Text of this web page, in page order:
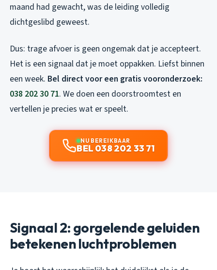
maand had gewacht, was de leiding volledig
dichtgeslibd geweest.
Dus: trage afvoer is geen ongemak dat je accepteert.
Het is een signaal dat je moet oppakken. Liefst binnen
een week. Bel direct voor een gratis vooronderzoek:
038 202 30 71. We doen een doorstroomtest en
vertellen je precies wat er speelt.
NU BEREIKBAAR
BEL 038 202 33 71
Signaal 2: gorgelende geluiden
betekenen luchtproblemen